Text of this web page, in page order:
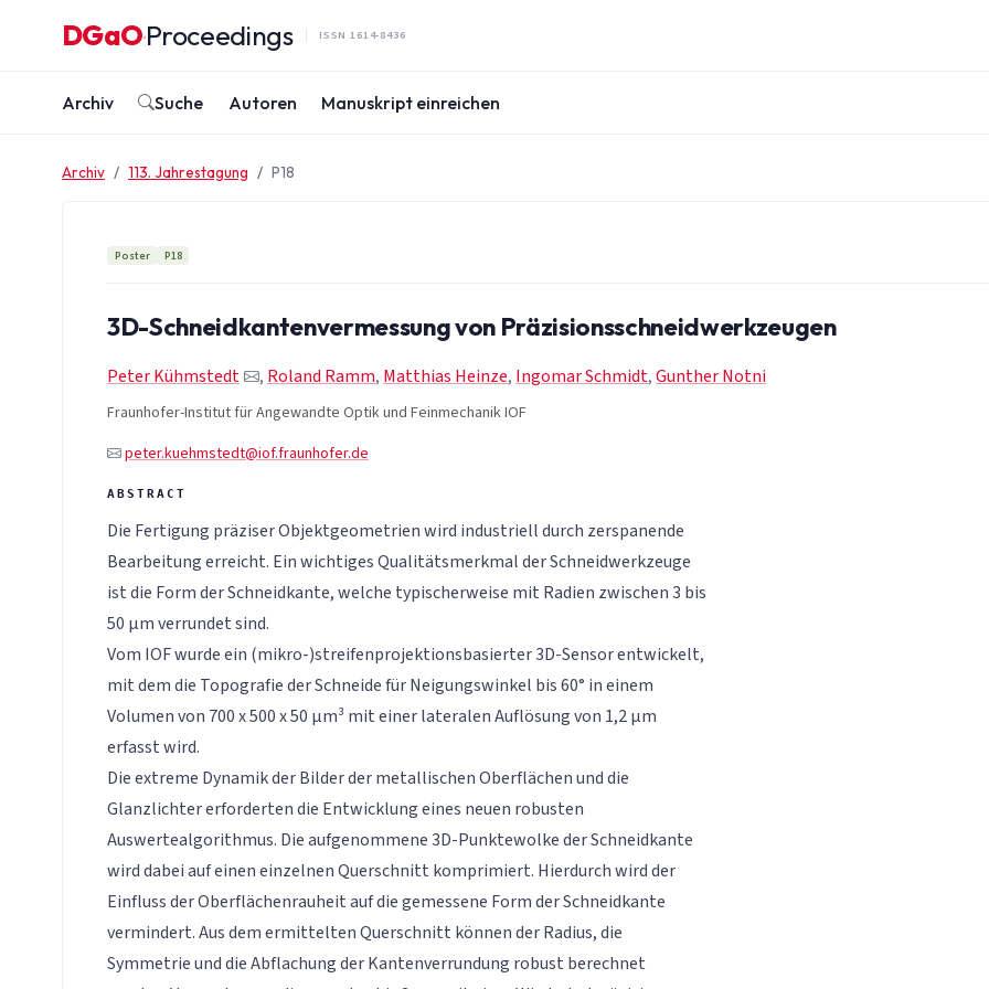
DGaO·Proceedings ISSN 1614-8436
Archiv Suche Autoren Manuskript einreichen
Archiv 113. Jahrestagung P18
Poster P18
3D-Schneidkantenvermessung von Präzisionsschneidwerkzeugen
Peter Kühmstedt , Roland Ramm, Matthias Heinze, Ingomar Schmidt,Gunther Notni
Fraunhofer-Institut für Angewandte Optik und Feinmechanik IOF
peter.kuehmstedt@iof.fraunhofer.de
Die Fertigung präziser Objektgeometrien wird industriell durch zerspanende
Bearbeitung erreicht. Ein wichtiges Qualitätsmerkmal der Schneidwerkzeuge
ist die Form der Schneidkante, welche typischerweise mit Radien zwischen 3 bis
50 µm verrundet sind.
Vom IOF wurde ein (mikro-)streifenprojektionsbasierter 3D-Sensor entwickelt,
mit dem die Topografie der Schneide für Neigungswinkel bis 60° in einem
Volumen von 700 x 500 x 50 µm³ mit einer lateralen Auflösung von 1,2 µm
erfasst wird.
Die extreme Dynamik der Bilder der metallischen Oberflächen und die
Glanzlichter erforderten die Entwicklung eines neuen robusten
Auswertealgorithmus. Die aufgenommene 3D-Punktewolke der Schneidkante
wird dabei auf einen einzelnen Querschnitt komprimiert. Hierdurch wird der
Einfluss der Oberflächenrauheit auf die gemessene Form der Schneidkante
vermindert. Aus dem ermittelten Querschnitt können der Radius, die
Symmetrie und die Abflachung der Kantenverrundung robust berechnet